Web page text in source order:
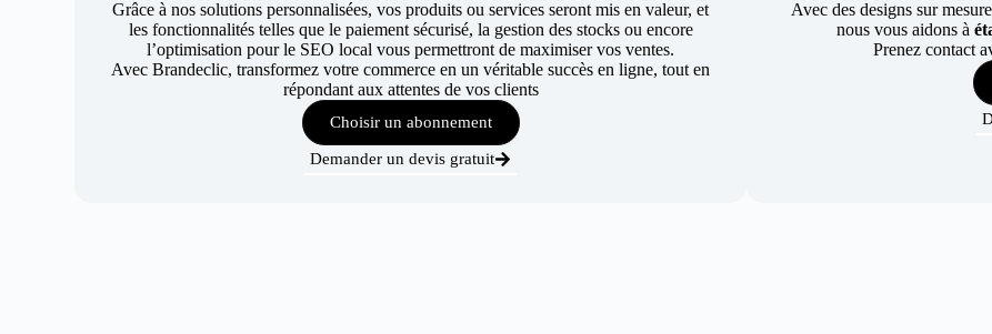
Grâce à nos solutions personnalisées, vos produits ou services seront mis en valeur, et
les fonctionnalités telles que le paiement sécurisé, la gestion des stocks ou encore
l’optimisation pour le SEO local vous permettront de maximiser vos ventes.
Avec Brandeclic, transformez votre commerce en un véritable succès en ligne, tout en
répondant aux attentes de vos clients
Choisir un abonnement
Demander un devis gratuit
Avec des designs sur
nous vous aidons à
Prenez contact